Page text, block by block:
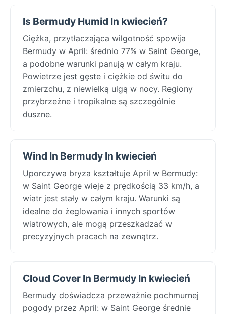
Is Bermudy Humid In kwiecień?
Ciężka, przytłaczająca wilgotność spowija
Bermudy w April: średnio 77% w Saint George,
a podobne warunki panują w całym kraju.
Powietrze jest gęste i ciężkie od świtu do
zmierzchu, z niewielką ulgą w nocy. Regiony
przybrzeżne i tropikalne są szczególnie
duszne.
Wind In Bermudy In kwiecień
Uporczywa bryza kształtuje April w Bermudy:
w Saint George wieje z prędkością 33 km/h, a
wiatr jest stały w całym kraju. Warunki są
idealne do żeglowania i innych sportów
wiatrowych, ale mogą przeszkadzać w
precyzyjnych pracach na zewnątrz.
Cloud Cover In Bermudy In kwiecień
Bermudy doświadcza przeważnie pochmurnej
pogody przez April: w Saint George średnie